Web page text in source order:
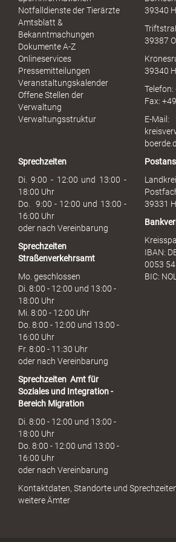
x
u
h
Notfalldienste der Tierärzte
Amtsblatt &
Bekanntmachungen
Dokumente A-Z
Onlineservices
Pressemitteilungen
Veranstaltungskalender
Offene Stellen der
Verwaltung
Verwaltungsstruktur
39340
39387
39340
Fax:
E-Mail:
Sprechzeiten
Di. 9:00 - 12:00 und 13:00 -
18:00 Uhr
Do. 9:00 - 12:00 und 13:00 -
16:00 Uhr
oder nach Vereinbarung
Sprechzeiten
Straßenverkehrsamt
Mo. geschlossen
Di. 8:00 - 12:00 und 13:00 -
18:00 Uhr
Mi. 8:00 - 12:00 Uhr
Do. 8:00 - 12:00 und 13:00 -
16:00 Uhr
Fr. 8:00 - 11:30 Uhr
oder nach Vereinbarung
Sprechzeiten Amt für
Soziales und Integration -
Bereich Migration
Di. 8:00 - 12:00 und 13:00 -
18:00 Uhr
Do. 8:00 - 12:00 und 13:00 -
16:00 Uhr
oder nach Vereinbarung
39331
IBAN:
0053 54
BIC:
Kontaktdaten, Standorte und
weitere Ämter